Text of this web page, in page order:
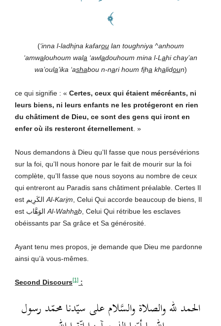
﴾
(‘inna l-ladhina kafaroulan toughniya ^anhoum
‘amwalouhoum wala ‘awladouhoum mina l-L ahi chay’an
wa’oula’ika ‘ashabou n-nari houm fiha khalidoun)
ce qui signifie : « Certes, ceux qui étaient mécréants, ni
leurs biens, ni leurs enfants ne les protégeront en rien
du châtiment de Dieu, ce sont des gens qui iront en
enfer où ils resteront éternellement . »
Nous demandons à Dieu qu’Il fasse que nous persévérions
sur la foi, qu’Il nous honore par le fait de mourir sur la foi
complète, qu’Il fasse que nous soyons au nombre de ceux
qui entreront au Paradis sans châtiment préalable. Certes Il
Al-Karim , Celui Qui accorde beaucoup de biens, Il
Al-Wahhab , Celui Qui rétribue les esclaves
obéissants par Sa grâce et Sa générosité.
Ayant tenu mes propos, je demande que Dieu me pardonne
ainsi qu’à vous-mêmes.
Second Discours[1] :
الحمد لله والصلاة والسَّلام على سيّدنا محمّد رسول